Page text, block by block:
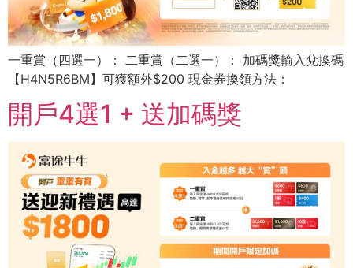
一重賞（四選一）： 二重賞（二選一）： 加碼獎輸入兌換碼
【H4N5R6BM】可獲額外$200 現金券換領方法：
開戶4選1 + 送加碼獎